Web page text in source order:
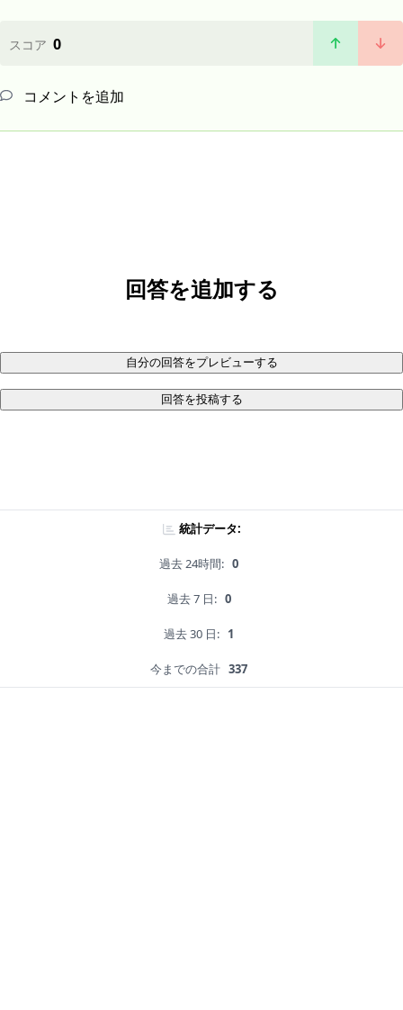
スコア 0
コメントを追加
回答を追加する
自分の回答をプレビューする
回答を投稿する
統計データ:
過去 24時間: 0
過去 7 日: 0
過去 30 日: 1
今までの合計 337